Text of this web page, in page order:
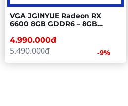
VGA JGINYUE Radeon RX
6600 8GB GDDR6 – 8GB
4.990.000đ
5.490.000đ -9%